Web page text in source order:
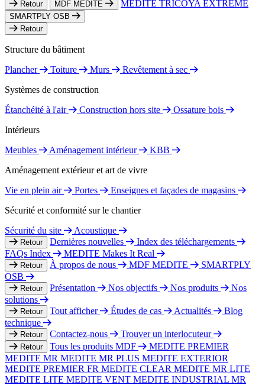
Retour
MDF MEDITE MEDITE TRICOYA EXTREME
SMARTPLY OSB
Retour
Structure du bâtiment
Plancher
Toiture Murs
Revêtement à sec
Systèmes de construction
Étanchéité à l'air
Construction hors site
Ossature bois
Intérieurs
Meubles
Aménagement intérieur
KBB
Aménagement extérieur et art de vivre
Vie en plein air
Portes
Enseignes et façades de magasins
Sécurité et conformité sur le chantier
Sécurité du site
Acoustique
Retour Dernières nouvelles
Index des téléchargements
FAQs Index
MEDITE Makes It Real
Retour À propos de nous MDF MEDITE
SMARTPLY
OSB
Retour Présentation Nos objectifs Nos produits
Nos
solutions
Retour Tout afficher Études de cas Actualités
Blog
technique
Retour Contactez-nous Trouver un interlocuteur
Retour Tous les produits MDF
MEDITE PREMIER
MEDITE MR MEDITE MR PLUS MEDITE EXTERIOR
MEDITE PREMIER FR MEDITE CLEAR MEDITE MR LITE
MEDITE LITE MEDITE VENT MEDITE INDUSTRIAL MR